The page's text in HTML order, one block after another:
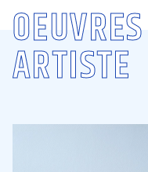
ARTISTE